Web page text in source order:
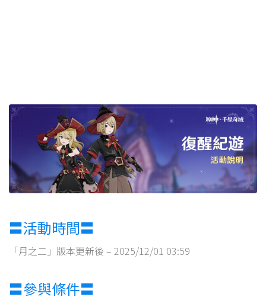
〓活動時間〓
「月之二」版本更新後 – 2025/12/01 03:59
〓參與條件〓